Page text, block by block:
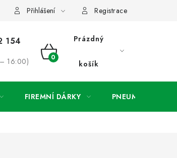
ochrany osobních údajů O společnosti a
Přihlášení Registrace
154
16:00)
NÁKUPNÍ
KOŠÍK
Prázdný
košík
FIREMNÍ DÁRKY PNEUMATIKY